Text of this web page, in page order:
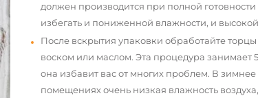
должен производится при полной
избегать и пониженной влажности, и
После вскрытия упаковки обработайте
воском или маслом. Эта процедура занимает
она избавит вас от многих проблем. В
помещениях очень низкая влажность